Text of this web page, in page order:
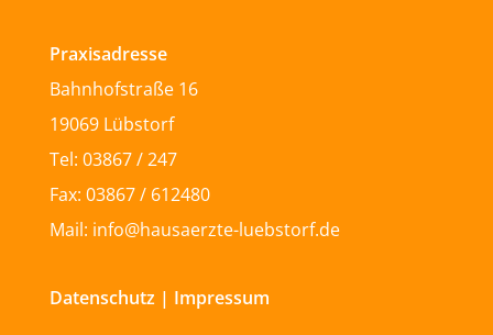
Praxisadresse
Bahnhofstraße 16
19069 Lübstorf
Tel: 03867 / 247
Fax: 03867 / 612480
Mail: info@hausaerzte-luebstorf.de
Datenschutz | Impressum